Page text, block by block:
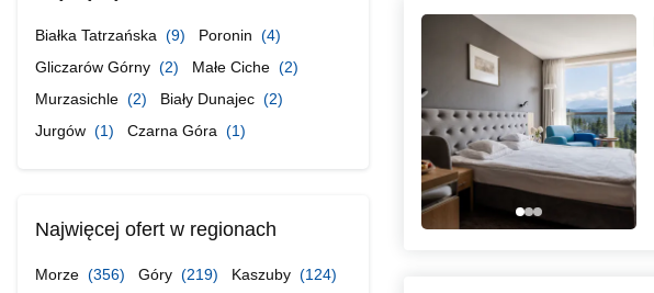
Białka Tatrzańska (9) Poronin (4)
Gliczarów Górny (2) Małe Ciche (2)
Murzasichle (2) Biały Dunajec (2)
Jurgów (1) Czarna Góra (1)
Najwięcej ofert w regionach
Morze (356) Góry (219) Kaszuby (124)